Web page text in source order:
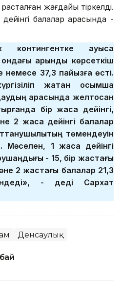
жағдайы тіркелді.
балалар арасында -
контингентке ауыса
қарқынды көрсеткіш
немесе 37,3 пайызға өсті.
жатқан қосымша
арқасында желтоқсан
бір жасқа дейінгі,
2 жасқа дейінгі балалар
төмендеуін
Мәселен, 1 жасқа дейінгі
- 15, бір жастағы
2 жастағы балалар 21,3
- деді Сархат
Денсаулық